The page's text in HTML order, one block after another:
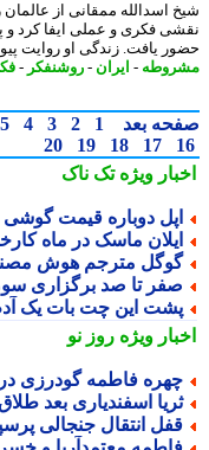
اسدالله ممقانی از عالمان
فکری و عملی ایفا کرد و پس
یافت. زندگی او روایت پیوند
-ایران - روشنفکر-فکری
بعد 1
2
3
4
5
6
17
18
19
20
ویژهتک ناک
دوباره قیمت گوشی ها
ماسک در ماه
مترجم هوش
تا صد برگزاری سومین
این چت بات یک آدم
ویژهروز نو
فاطمه گودرزی در 27 سالگی در فیلم «به خاطر همه چیز»
اسفندیاری بعد طلاق و
انتقال جنجالی